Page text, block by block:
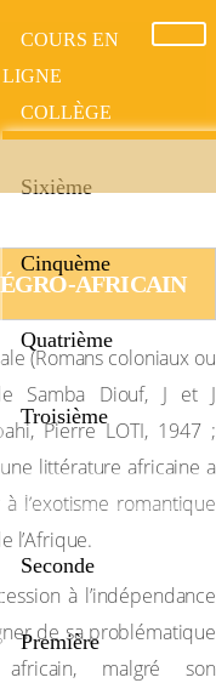
COURS EN
LIGNE
COLLÈGE
Sixième
Cinquème
Quatrième
Troisième
LYCÉE
Seconde
Première
AFRICAIN
(Romans coloniaux ou
Samba Diouf, J et J
Pierre LOTI, 1947 ;
littérature africaine a
l’exotisme romantique
l’Afrique.
à l’indépendance
de sa problématique
malgré son